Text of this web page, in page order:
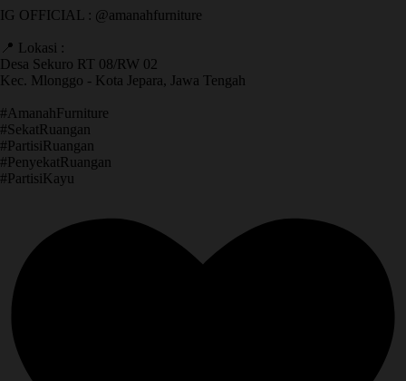
IG OFFICIAL : @amanahfurniture
📍 Lokasi :
Desa Sekuro RT 08/RW 02
Kec. Mlonggo - Kota Jepara, Jawa Tengah
​#AmanahFurniture
​#SekatRuangan
​#PartisiRuangan
​#PenyekatRuangan
​#PartisiKayu